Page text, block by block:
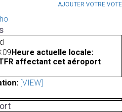
AJOUTER VOTRE VOTE
Heure actuelle locale:
affectant cet aéroport
[VIEW]